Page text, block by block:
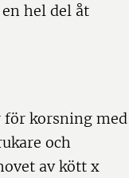
hel del åt
för korsning med
och
av kött x